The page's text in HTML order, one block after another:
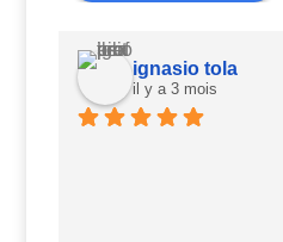
ignasio tola
il y a 3 mois